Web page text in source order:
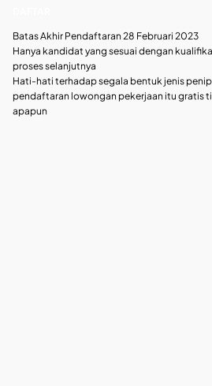
Batas Akhir Pendaftaran 28 Februari 2023
Hanya kandidat yang sesuai dengan
proses selanjutnya
Hati-hati terhadap segala bentuk jenis
pendaftaran lowongan pekerjaan itu gratis
apapun